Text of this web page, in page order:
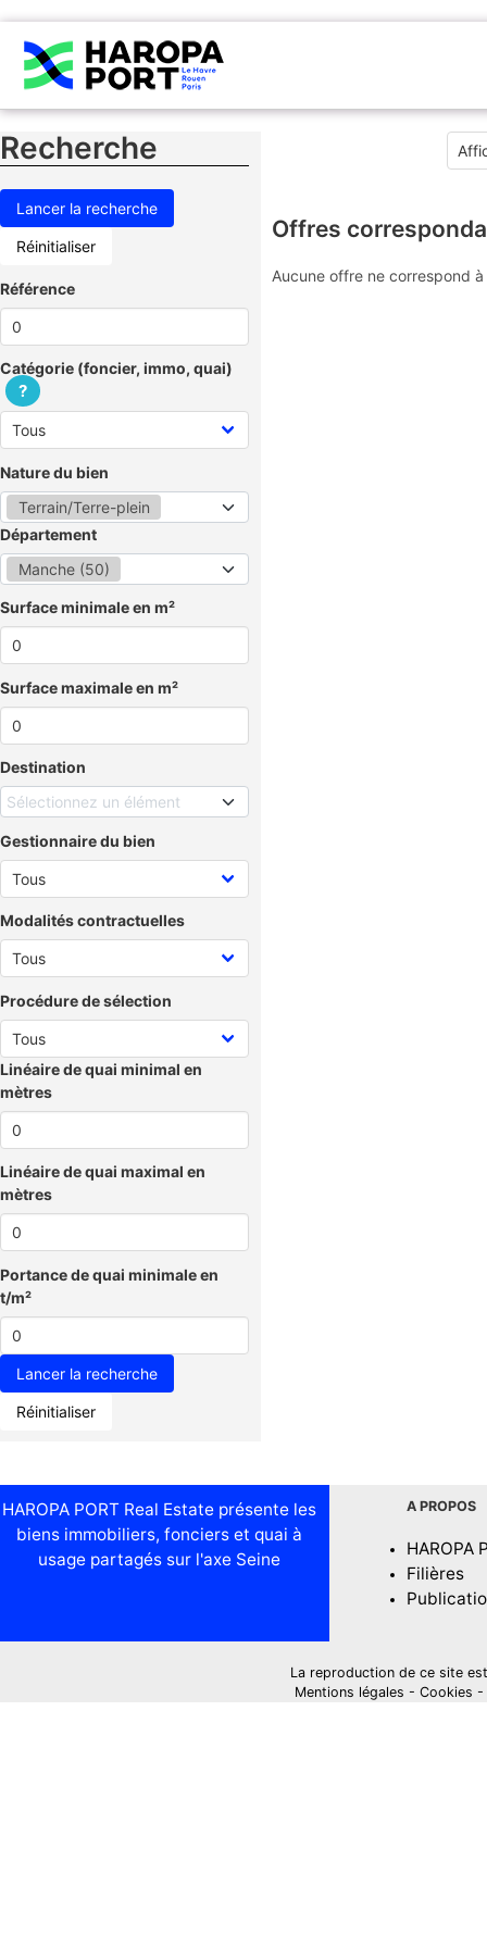
Recherche
Réinitialiser
Référence
Catégorie (foncier, immo, quai)
?
Nature du bien
Terrain/Terre-plein
Département
Manche (50)
Surface minimale en m²
Surface maximale en m²
Destination
Sélectionnez un élément
Gestionnaire du bien
Modalités contractuelles
Procédure de sélection
Linéaire de quai minimal en
mètres
Linéaire de quai maximal en
mètres
Portance de quai minimale en
t/m²
Réinitialiser
Offres
Aucune offre ne correspond
HAROPA PORT Real Estate présente les
biens immobiliers, fonciers et quai à
usage partagés sur l'axe Seine
A PROPOS
HAROPA
Filières
La reproduction de ce site
Mentions légales - Cookies -